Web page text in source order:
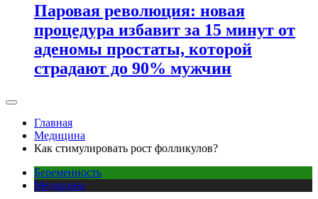
Паровая революция: новая
процедура избавит за 15 минут от
аденомы простаты, которой
страдают до 90% мужчин
Главная
Медицина
Как стимулировать рост фолликулов?
Беременность
Медицина